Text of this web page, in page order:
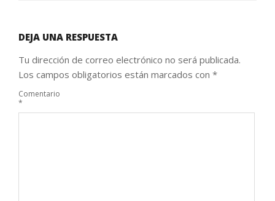
DEJA UNA RESPUESTA
Tu dirección de correo electrónico no será publicada.
Los campos obligatorios están marcados con *
Comentario
*